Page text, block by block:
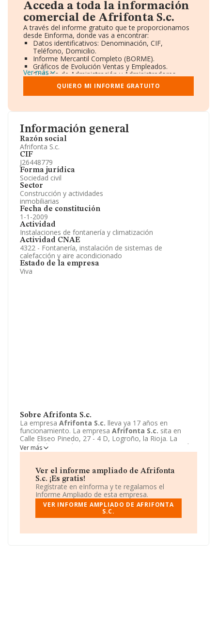
Información general
Razón social
Afrifonta S.c.
CIF
J26448779
Forma jurídica
Sociedad civil
Sector
Construcción y actividades
inmobiliarias
Fecha de constitución
1-1-2009
Actividad
Instalaciones de fontanería y climatización
Actividad CNAE
4322 - Fontanería, instalación de sistemas de
calefacción y aire acondicionado
Estado de la empresa
Viva
Sobre Afrifonta S.c.
La empresa Afrifonta S.c. lleva ya 17 años en
funcionamiento. La empresa Afrifonta S.c. sita en
Calle Eliseo Pinedo, 27 - 4 D, Logroño, la Rioja. La
actividad CNAE de esta compañía es 4322 - Fontanería,
instalación de sistemas de calefacción y aire
como Sociedad civil.
Ver más
Ver el informe ampliado de Afrifonta
S.c. ¡Es gratis!
Regístrate en eInforma y te regalamos el
Informe Ampliado de esta empresa.
VER INFORME AMPLIADO DE AFRIFONTA
S.C.
Acceda a toda la información
comercial de Afrifonta S.c.
A través del informe gratuito que te proporcionamos
desde Einforma, donde vas a encontrar:
Datos identificativos: Denominación, CIF,
Teléfono, Domicilio.
Informe Mercantil Completo (BORME).
Gráficos de Evolución Ventas y Empleados.
Consejo de Administración y Administradores.
Directivos y Ejecutivos.
Accionistas.
Participaciones y Vinculaciones en otras empresas.
Información oficial y registral complementaria.
Ver más
QUIERO MI INFORME GRATUITO